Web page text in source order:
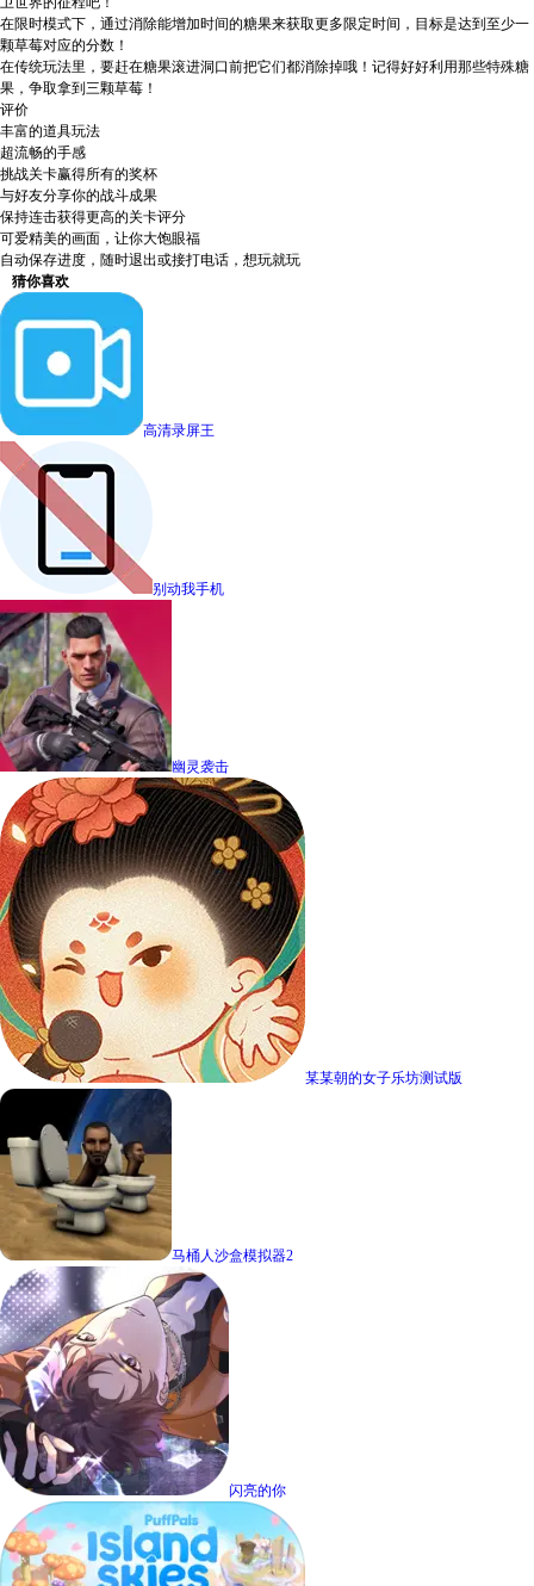
在限时模式下，通过消除能增加时间的糖果来获取更多限定时间，目标是达到至少一
颗草莓对应的分数！
在传统玩法里，要赶在糖果滚进洞口前把它们都消除掉哦！记得好好利用那些特殊糖
果，争取拿到三颗草莓！
评价
丰富的道具玩法
超流畅的手感
挑战关卡赢得所有的奖杯
与好友分享你的战斗成果
保持连击获得更高的关卡评分
可爱精美的画面，让你大饱眼福
自动保存进度，随时退出或接打电话，想玩就玩
猜你喜欢
高清录屏王
别动我手机
幽灵袭击
某某朝的女子乐坊测试版
马桶人沙盒模拟器2
闪亮的你